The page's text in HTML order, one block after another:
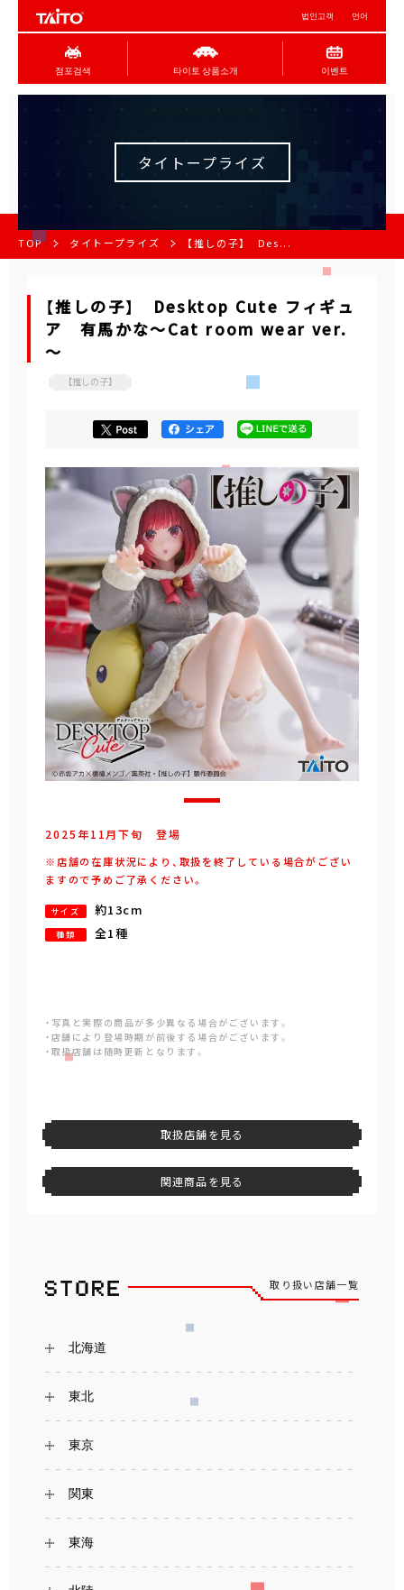
법인고객 언어
점포검색 타이토 상품소개 이벤트
タイトープライズ
TOP タイトープライズ 【推しの子】 Des...
【推しの子】 Desktop Cute フィギュ
ア 有馬かな～Cat room wear ver.
～
【推しの子】
2025年11月下旬 登場
※店舗の在庫状況により、取扱を終了している場合がござい
ますので予めご了承ください。
サイズ 約13cm
種類 全1種
・写真と実際の商品が多少異なる場合がございます。
・店舗により登場時期が前後する場合がございます。
・取扱店舗は随時更新となります。
取扱店舗を見る
関連商品を見る
取り扱い店舗一覧
北海道
東北
東京
関東
東海